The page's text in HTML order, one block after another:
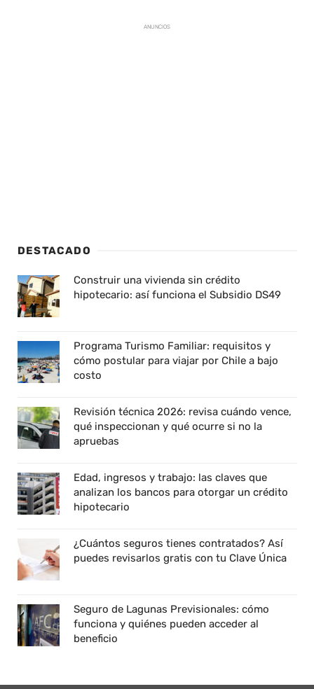
ANUNCIOS
DESTACADO
Construir una vivienda sin crédito
hipotecario: así funciona el Subsidio DS49
Programa Turismo Familiar: requisitos y
cómo postular para viajar por Chile a bajo
costo
Revisión técnica 2026: revisa cuándo vence,
qué inspeccionan y qué ocurre si no la
apruebas
Edad, ingresos y trabajo: las claves que
analizan los bancos para otorgar un crédito
hipotecario
¿Cuántos seguros tienes contratados? Así
puedes revisarlos gratis con tu Clave Única
Seguro de Lagunas Previsionales: cómo
funciona y quiénes pueden acceder al
beneficio